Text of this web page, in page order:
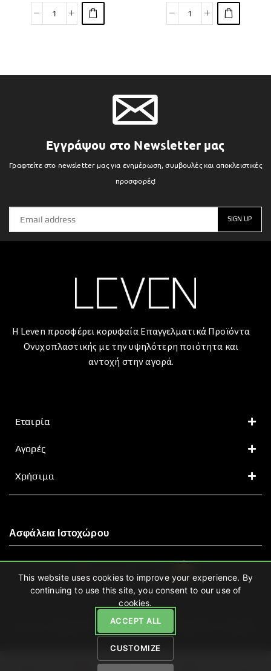
Εγγράψου στο Newsletter μας
Γραφτείτε στο newsletter μας για ενημέρωση, συμβουλές και αποκλειστικές
προσφορές!
Η Leven προσφέρει κορυφαία Επαγγελματικά Προϊόντα
Ονυχοπλαστικής με την υψηλότερη ποιότητα και
αντοχή στην αγορά.
Εταιρία
Αγορές
Χρήσιμα
Ασφάλεια Ιστοχώρου
Leven.gr Copyright © 2026 | Hosting and Development by enigmart.
This website uses cookies to improve your experience. By
continuing to use this site, you consent to our use of
cookies.
ACCEPT ALL
CUSTOMIZE